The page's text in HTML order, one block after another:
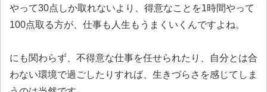
やって30点しか取れないより、得意なことを1時間やって
100点取る方が、仕事も人生もうまくいくんですよね。
にも関わらず、不得意な仕事を任せられたり、自分とは合
わない環境で過ごしたりすれば、生きづらさを感じてしま